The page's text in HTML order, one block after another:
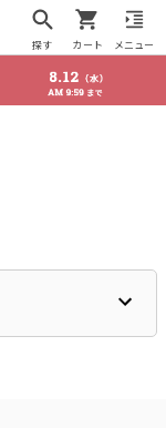
探す カート メニュー